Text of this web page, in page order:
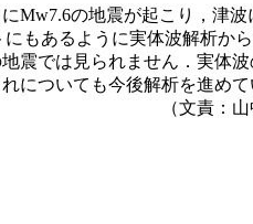
Mw7.6の地震が起こり，津
もあるように実体波解析か
震では見られません．実体
についても今後解析を進めて
山中